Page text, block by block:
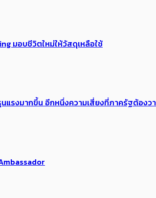
มอบชีวิตใหม่ให้วัสดุเหลือใช้
แรงมากขึ้น อีกหนึ่งความเสี่ยงที่ภาครัฐต้อง